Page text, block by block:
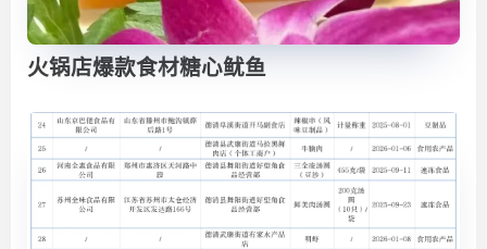
火锅店爆款食材糖心鱿鱼